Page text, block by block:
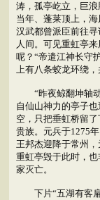
涛，孤亭屹立，巨
当年、蓬莱顶上，海
汉武都曾派臣前往
人间。可见重虹亭
呢？“帝遣江神长守
上有八条蛟龙环绕，
“昨夜鲸翻坤轴动
自仙山神力的亭子
空，只把垂虹桥留
贵族。元兵于1275
王邦杰迎降于常州
重虹亭毁于此时，
家灭亡。
下片“五湖有客扁